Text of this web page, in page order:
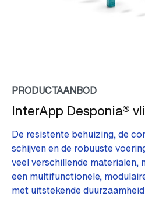
PRODUCTAANBOD
InterApp Desponia®
De resistente behuizing, de
schijven en de robuuste
veel verschillende materialen,
een multifunctionele,
met uitstekende